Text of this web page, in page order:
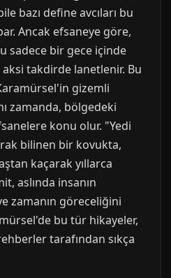
bazı define avcıları bu
Ancak efsaneye göre,
sadece bir gece içinde
takdirde lanetlenir. Bu
gizemli
zamanda, bölgedeki
konu olur. "Yedi
bilinen bir kovukta,
kaçarak yıllarca
aslında insanın
zamanın göreceliğini
bu tür hikayeler,
tarafından sıkça